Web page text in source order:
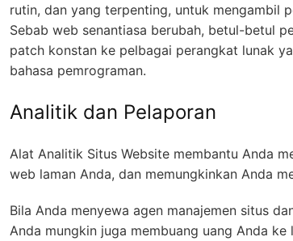
rutin, dan yang terpenting, untuk mengambil
Sebab web senantiasa berubah, betul-betul
patch konstan ke pelbagai perangkat lunak
bahasa pemrograman.
Analitik dan Pelaporan
Alat Analitik Situs Website membantu Anda
web laman Anda, dan memungkinkan Anda
Bila Anda menyewa agen manajemen situs
Anda mungkin juga membuang uang Anda